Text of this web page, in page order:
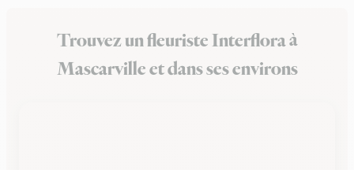
Trouvez un fleuriste Interflora à
Mascarville et dans ses environs